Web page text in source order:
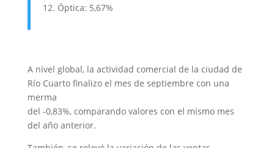
Óptica: 5,67%
A nivel global, la actividad comercial de la ciudad de
Río Cuarto finalizo el mes de septiembre con una
merma
del -0,83%, comparando valores con el mismo mes
del año anterior.